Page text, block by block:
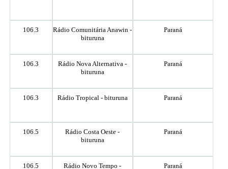
106.3
Rádio Comunitária Anawin -
bituruna
Paraná
106.3
Rádio Nova Alternativa -
bituruna
Paraná
106.3 Rádio Tropical - bituruna Paraná
106.5
Rádio Costa Oeste -
bituruna
Paraná
106.5 Rádio Novo Tempo - Paraná